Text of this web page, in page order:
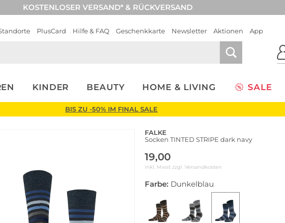
KOSTENLOSER VERSAND* & RÜCKVERSAND
PlusCard Hilfe & FAQ Geschenkkarte Newsletter Aktionen App
KINDER BEAUTY HOME & LIVING SALE
BIS ZU -50% IM FINAL SALE
FALKE
Socken TINTED STRIPE dark navy
19,00
inkl. Mwst zzgl. Versandkosten
Farbe: Dunkelblau